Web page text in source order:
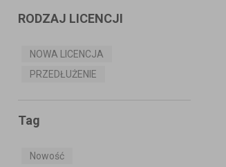
S.A.
MS SYSTEMS
MISTRAL.NET Sp. z o.o
RODZAJ LICENCJI
NOWA LICENCJA
PRZEDŁUŻENIE
Tag
Nowość